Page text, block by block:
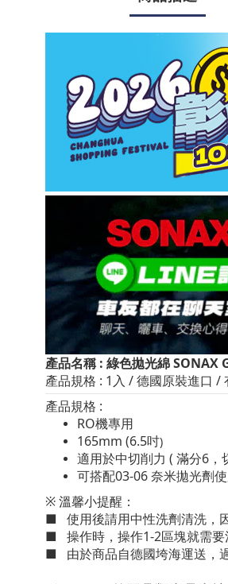
產品名稱 : 綠色拋光綿SONAX
產品規格 : 1 入 / 德國原裝進口 /
產品規格 :
RO機專用
165mm (6.5吋)
適用於中切削力 ( 滿分6，
可搭配03-06 奈米拋光劑
※ 溫馨小提醒：
■ 使用後請用中性洗劑清洗，
■ 操作時，操作1-2區塊就需要
■ 由於商品自德國垮海運送，